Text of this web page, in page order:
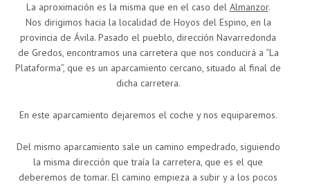
La aproximación es la misma que en el caso del Almanzor.
Nos dirigimos hacia la localidad de Hoyos del Espino, en la
provincia de Ávila. Pasado el pueblo, dirección Navarredonda
de Gredos, encontramos una carretera que nos conducirá a “La
Plataforma”, que es un aparcamiento cercano, situado al final de
dicha carretera.
En este aparcamiento dejaremos el coche y nos equiparemos.
Del mismo aparcamiento sale un camino empedrado, siguiendo
la misma dirección que traía la carretera, que es el que
deberemos de tomar. El camino empieza a subir y a los pocos